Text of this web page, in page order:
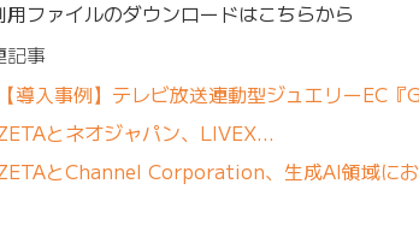
用ファイルのダウンロードはこちらから
記事
【導入事例】テレビ放送連動型ジュエリーEC
とネオジャパン、LIVEX…
とChannel Corporation、生成AI領域に